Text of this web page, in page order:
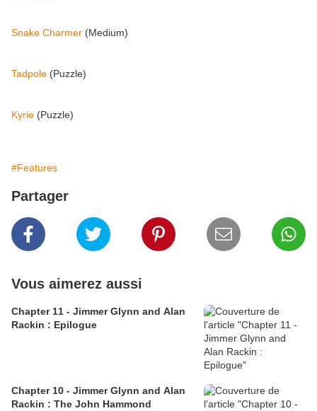
Snake Charmer (Medium)
Tadpole (Puzzle)
Kyrie (Puzzle)
#Features
Partager
Vous aimerez aussi
Chapter 11 - Jimmer Glynn and Alan
Rackin : Epilogue
Chapter 10 - Jimmer Glynn and Alan
Rackin : The John Hammond